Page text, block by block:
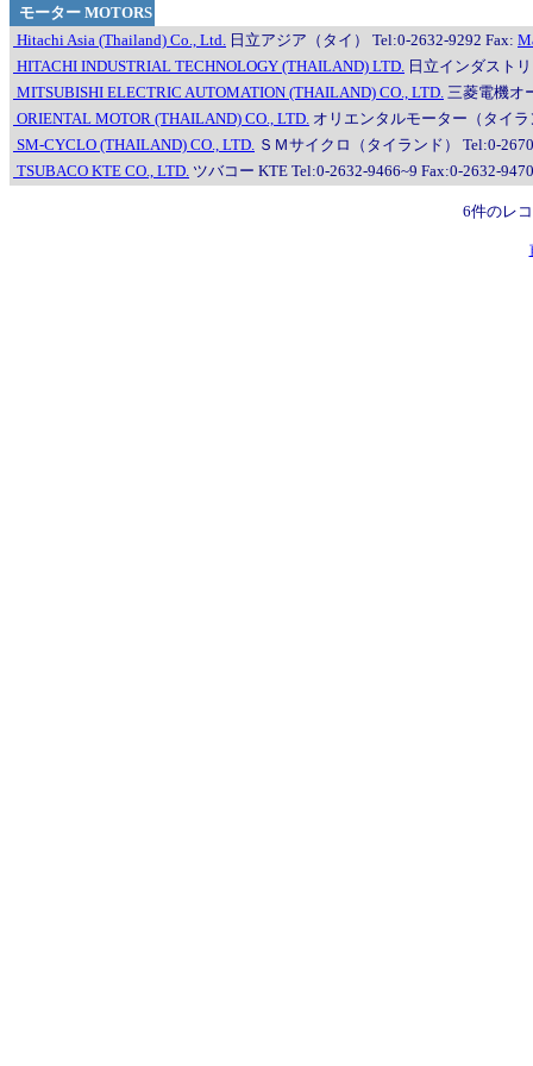
モーター MOTORS
Hitachi Asia (Thailand) Co., Ltd. 日立アジア（タイ） Tel:0-2632-9292 Fax:
HITACHI INDUSTRIAL TECHNOLOGY (THAILAND) LTD. 日立インダスト
MITSUBISHI ELECTRIC AUTOMATION (THAILAND) CO., LTD. 三菱電機オ
ORIENTAL MOTOR (THAILAND) CO., LTD. オリエンタルモーター（タイ
SM-CYCLO (THAILAND) CO., LTD. ＳＭサイクロ（タイランド） Tel:0-
TSUBACO KTE CO., LTD. ツバコー KTE Tel:0-2632-9466~9 Fax:0-2632-
6件のレ